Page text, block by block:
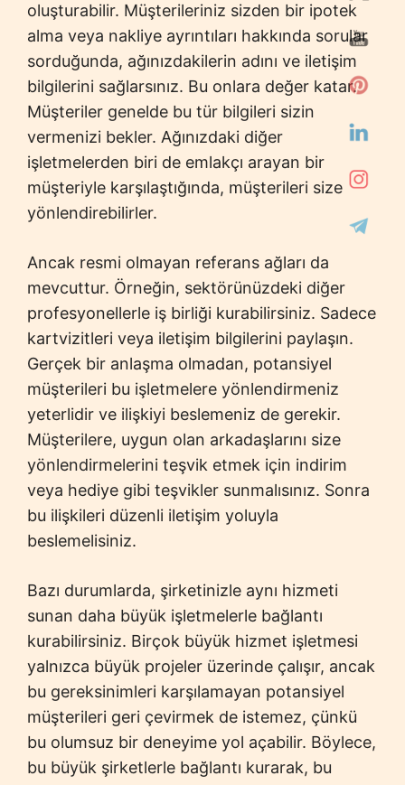
oluşturabilir. Müşterileriniz sizden bir ipotek
alma veya nakliye ayrıntıları hakkında sorular
sorduğunda, ağınızdakilerin adını ve iletişim
bilgilerini sağlarsınız. Bu onlara değer katar.
Müşteriler genelde bu tür bilgileri sizin
vermenizi bekler. Ağınızdaki diğer
işletmelerden biri de emlakçı arayan bir
müşteriyle karşılaştığında, müşterileri size
yönlendirebilirler.
Ancak resmi olmayan referans ağları da
mevcuttur. Örneğin, sektörünüzdeki diğer
profesyonellerle iş birliği kurabilirsiniz. Sadece
kartvizitleri veya iletişim bilgilerini paylaşın.
Gerçek bir anlaşma olmadan, potansiyel
müşterileri bu işletmelere yönlendirmeniz
yeterlidir ve ilişkiyi beslemeniz de gerekir.
Müşterilere, uygun olan arkadaşlarını size
yönlendirmelerini teşvik etmek için indirim
veya hediye gibi teşvikler sunmalısınız. Sonra
bu ilişkileri düzenli iletişim yoluyla
beslemelisiniz.
Bazı durumlarda, şirketinizle aynı hizmeti
sunan daha büyük işletmelerle bağlantı
kurabilirsiniz. Birçok büyük hizmet işletmesi
yalnızca büyük projeler üzerinde çalışır, ancak
bu gereksinimleri karşılamayan potansiyel
müşterileri geri çevirmek de istemez, çünkü
bu olumsuz bir deneyime yol açabilir. Böylece,
bu büyük şirketlerle bağlantı kurarak, bu